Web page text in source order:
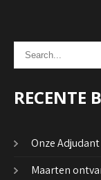
RECENTE
Onze
Maarten